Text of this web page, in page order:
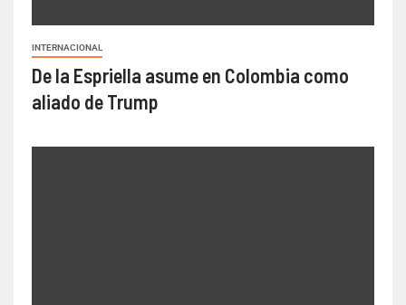
INTERNACIONAL
De la Espriella asume en Colombia como
aliado de Trump